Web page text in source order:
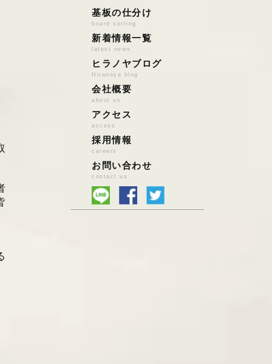
アルミ
ステンレス
鉄
雑品系ｽｸﾗｯﾌﾟ
鉛バッテリー
鉛/亜鉛/錫/はんだ
特殊金属
基板スクラップ
PCパーツ
小型家電・電池
自動車触媒
店頭持込の場合
宅配便買取の場合
ハイブリッド買取
法人様の場合
基板の仕分け
board sorting
新着情報一覧
latest news
ヒラノヤブログ
Hiranoya blog
会社概要
about us
アクセス
access
採用情報
careers
お問い合わせ
contact us